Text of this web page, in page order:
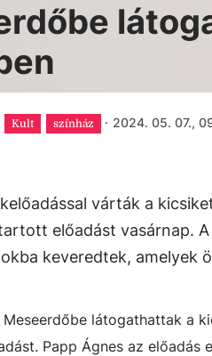
Kult színház · 2024. 05. 07.,
várták a
előadást vasárnap.
keveredtek, amelyek
Meseerdőbe látogathattak a
Papp Ágnes az előadás